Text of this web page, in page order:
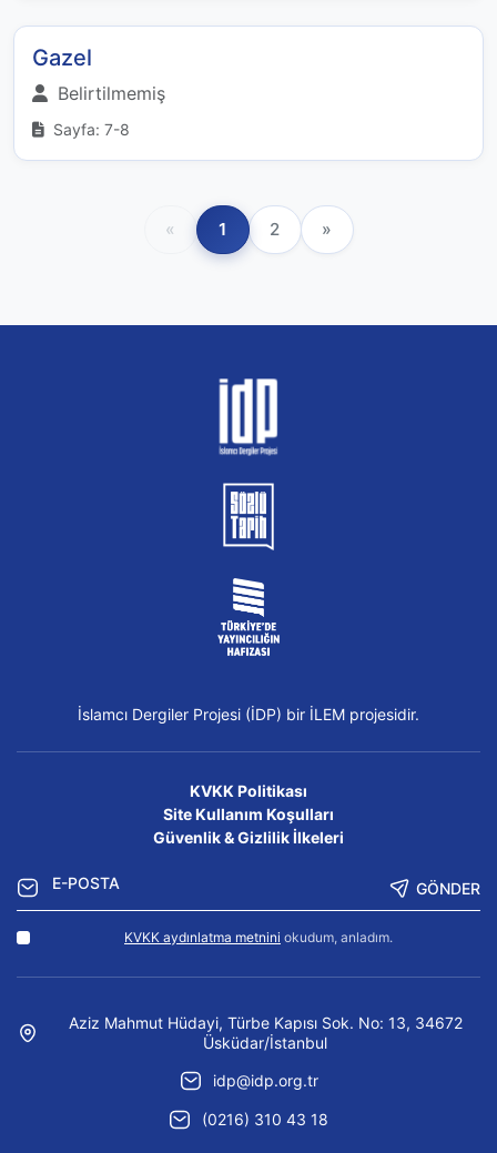
Gazel
Belirtilmemiş
Sayfa: 7-8
« 1 2 »
İslamcı Dergiler Projesi (İDP) bir İLEM projesidir.
KVKK Politikası
Site Kullanım Koşulları
Güvenlik & Gizlilik İlkeleri
GÖNDER
KVKK aydınlatma metnini okudum, anladım.
Aziz Mahmut Hüdayi, Türbe Kapısı Sok. No: 13, 34672
Üsküdar/İstanbul
idp@idp.org.tr
(0216) 310 43 18